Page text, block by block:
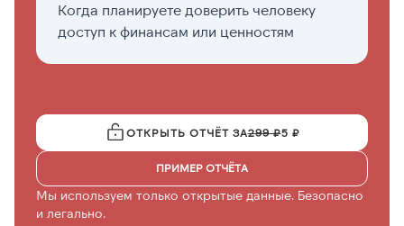
Когда планируете доверить человеку
доступ к финансам или ценностям
ОТКРЫТЬ ОТЧЁТ ЗА299 ₽5 ₽
ПРИМЕР ОТЧЁТА
Мы используем только открытые данные. Безопасно
и легально.